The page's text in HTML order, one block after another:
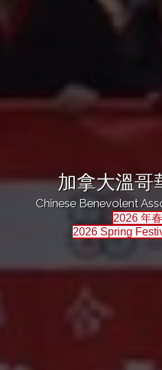
加拿大溫哥
Chinese Benevolent
2026 年
2026 Spring